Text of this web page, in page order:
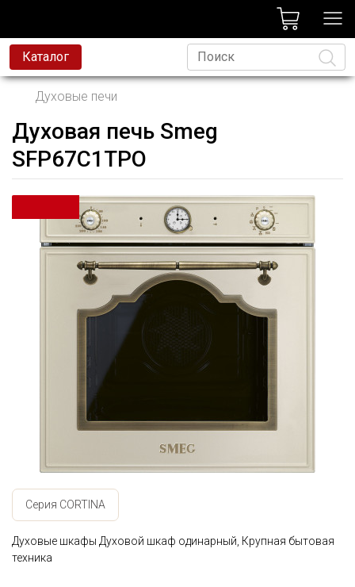
Каталог
Духовые печи
Духовая печь Smeg
SFP67C1TPO
Серия CORTINA
Духовые шкафы Духовой шкаф одинарный, Крупная бытовая
техника